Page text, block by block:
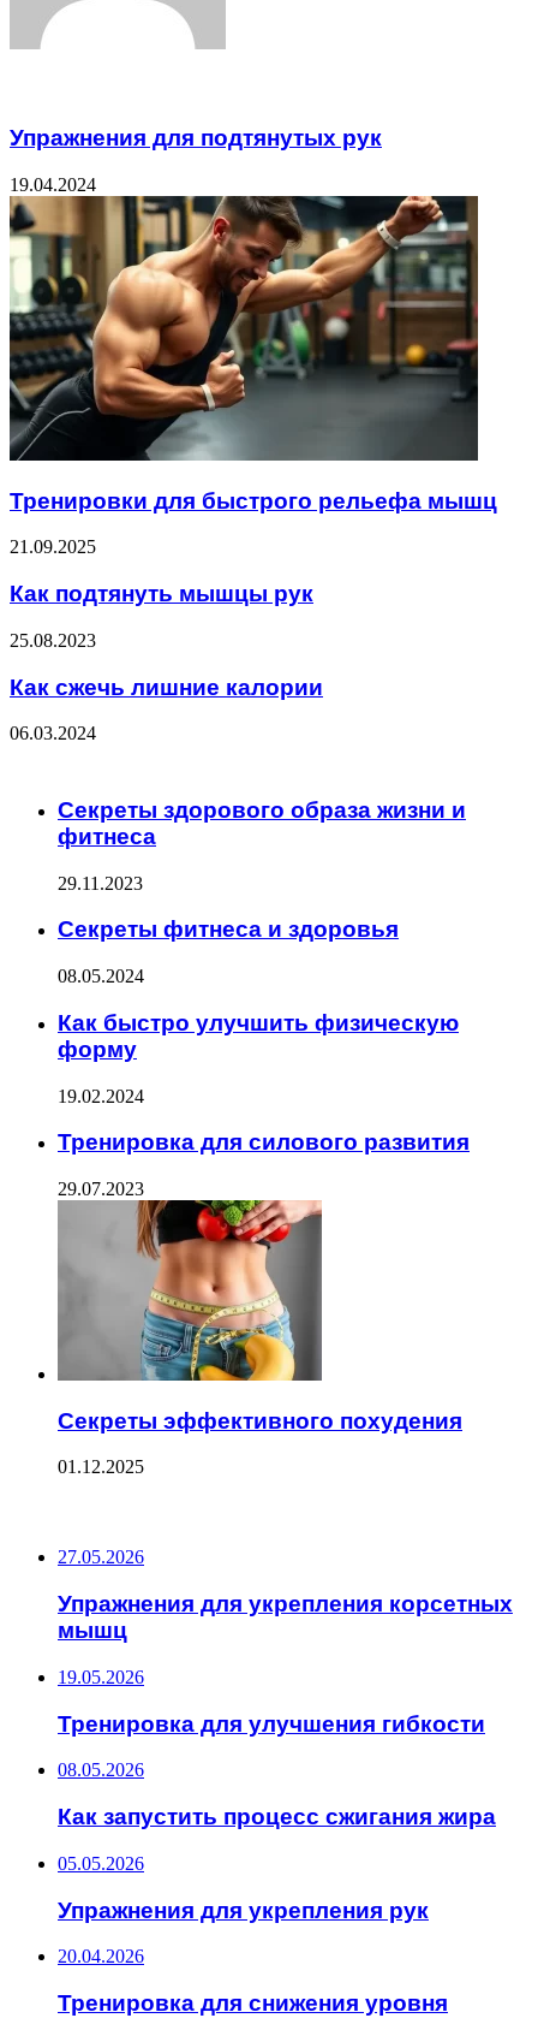
Упражнения для подтянутых рук
19.04.2024
Тренировки для быстрого рельефа мышц
21.09.2025
Как подтянуть мышцы рук
25.08.2023
Как сжечь лишние калории
06.03.2024
Секреты здорового образа жизни и
фитнеса
29.11.2023
Секреты фитнеса и здоровья
08.05.2024
Как быстро улучшить физическую
форму
19.02.2024
Тренировка для силового развития
29.07.2023
Секреты эффективного похудения
01.12.2025
27.05.2026
Упражнения для укрепления корсетных
мышц
19.05.2026
Тренировка для улучшения гибкости
08.05.2026
Как запустить процесс сжигания жира
05.05.2026
Упражнения для укрепления рук
20.04.2026
Тренировка для снижения уровня